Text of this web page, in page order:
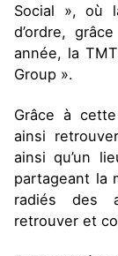
Social », où
d’ordre,
année, la
Group ».
Grâce à
ainsi
ainsi qu’un
partageant la
radiés des
retrouver et